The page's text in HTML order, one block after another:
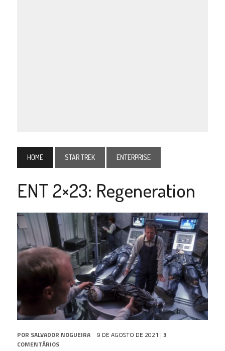
HOME STAR TREK ENTERPRISE
ENT 2×23: Regeneration
POR SALVADOR NOGUEIRA 9 DE AGOSTO DE 2021 | 3
COMENTÁRIOS